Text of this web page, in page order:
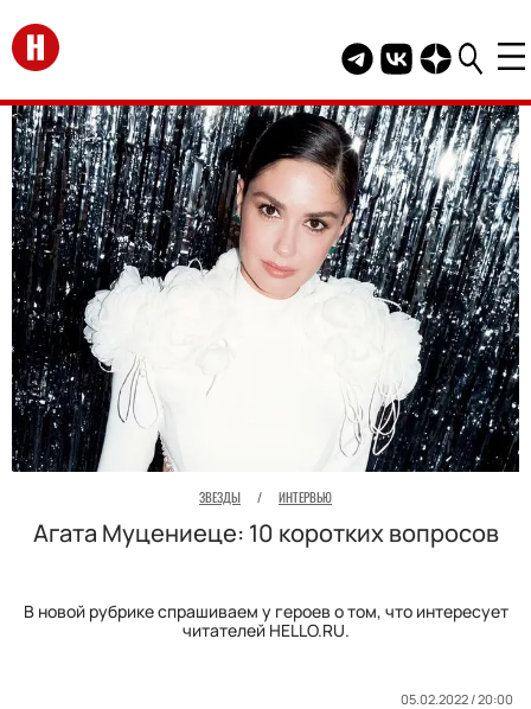
Перейти на главную
Telegram канал
Группа HELLO
Канал
ЗВЕЗДЫ / ИНТЕРВЬЮ
Агата Муцениеце: 10 коротких вопросов
В новой рубрике спрашиваем у героев о том, что интересует
читателей HELLO.RU.
05.02.2022 / 20:00